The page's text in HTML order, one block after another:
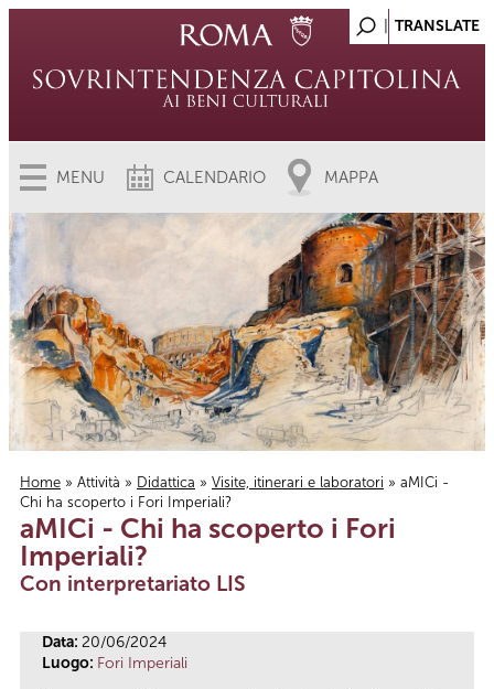
MENU CALENDARIO MAPPA
Tu sei qui
Home » Attività » Didattica » Visite, itinerari e laboratori » aMICi -
Chi ha scoperto i Fori Imperiali?
aMICi - Chi ha scoperto i Fori
Imperiali?
Con interpretariato LIS
Data: 20/06/2024
Luogo: Fori Imperiali